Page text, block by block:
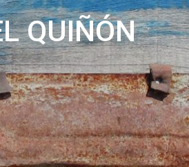
QUIÑÓN